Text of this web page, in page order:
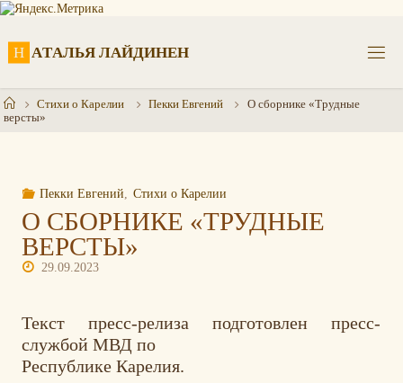
Перейти
Н АТАЛЬЯ ЛАЙДИНЕН
ГлавнаяСтихи о Карелии Пекки Евгений
О сборнике «Трудные
версты»
Пекки Евгений Стихи о Карелии
О СБОРНИКЕ «ТРУДНЫЕ
ВЕРСТЫ»
29.09.2023
Текст пресс-релиза подготовлен пресс-
службой МВД по
Республике Карелия.